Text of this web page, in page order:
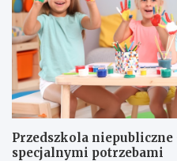
Przedszkola
specjalnymi potrzebami